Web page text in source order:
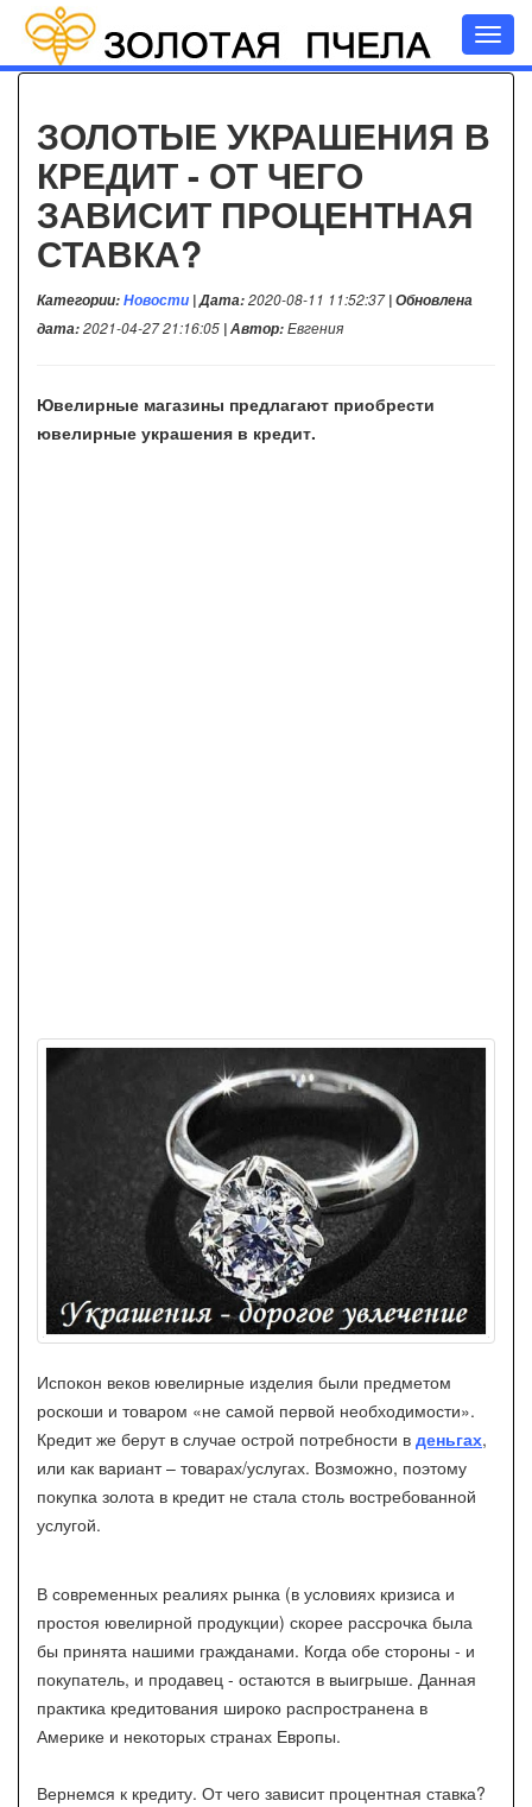
ЗОЛОТЫЕ УКРАШЕНИЯ В
КРЕДИТ - ОТ ЧЕГО
ЗАВИСИТ ПРОЦЕНТНАЯ
СТАВКА?
Категории:Новости | Дата:2020-08-11 11:52:37| Обновлена
дата:2021-04-27 21:16:05 | Автор:Евгения
Ювелирные магазины предлагают приобрести
ювелирные украшения в кредит.
Испокон веков ювелирные изделия были предметом
роскоши и товаром «не самой первой необходимости».
Кредит же берут в случае острой потребности в деньгах,
или как вариант – товарах/услугах. Возможно, поэтому
покупка золота в кредит не стала столь востребованной
услугой.
В современных реалиях рынка (в условиях кризиса и
простоя ювелирной продукции) скорее рассрочка была
бы принята нашими гражданами. Когда обе стороны - и
покупатель, и продавец - остаются в выигрыше. Данная
практика кредитования широко распространена в
Америке и некоторых странах Европы.
Вернемся к кредиту. От чего зависит процентная ставка?